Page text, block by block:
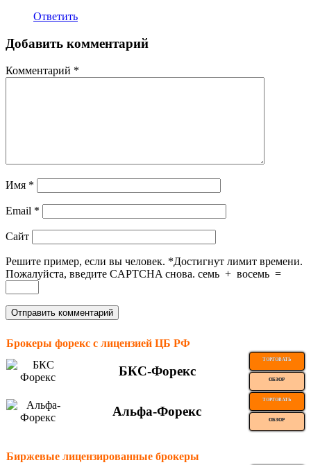
Ответить
Добавить комментарий
Комментарий *
Имя *
Email *
Сайт
Решите пример, если вы человек. *Достигнут лимит времени.
Пожалуйста, введите CAPTCHA снова. семь + восемь =
Брокеры форекс с лицензией ЦБ РФ
БКС-Форекс
ТОРГОВАТЬ
ОБЗОР
Альфа-Форекс
ТОРГОВАТЬ
ОБЗОР
Биржевые лицензированные брокеры